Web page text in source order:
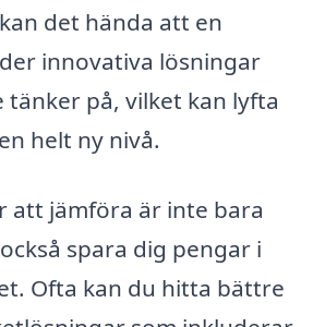
det hända att en
innovativa lösningar
tänker på, vilket kan lyfta
helt ny nivå.
att jämföra är inte bara
spara dig pengar i
Ofta kan du hitta bättre